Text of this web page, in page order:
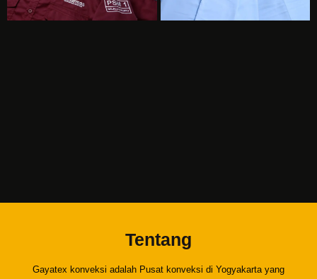
Tentang
Gayatex konveksi adalah Pusat konveksi di Yogyakarta yang